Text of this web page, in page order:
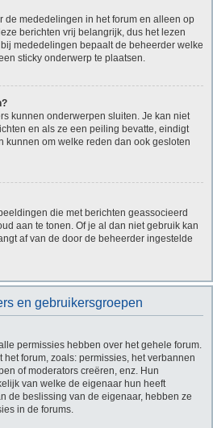
de mededelingen in het forum en alleen op
berichten vrij belangrijk, dus het lezen
mededelingen bepaalt de beheerder welke
sticky onderwerp te plaatsen.
kunnen onderwerpen sluiten. Je kan niet
en als ze een peiling bevatte, eindigt
kunnen om welke reden dan ook gesloten
die met berichten geassocieerd
aan te tonen. Of je al dan niet gebruik kan
af van de door de beheerder ingestelde
en gebruikersgroepen
permissies hebben over het gehele forum.
forum, zoals: permissies, het verbannen
of moderators creëren, enz. Hun
van welke de eigenaar hun heeft
de beslissing van de eigenaar, hebben ze
in de forums.